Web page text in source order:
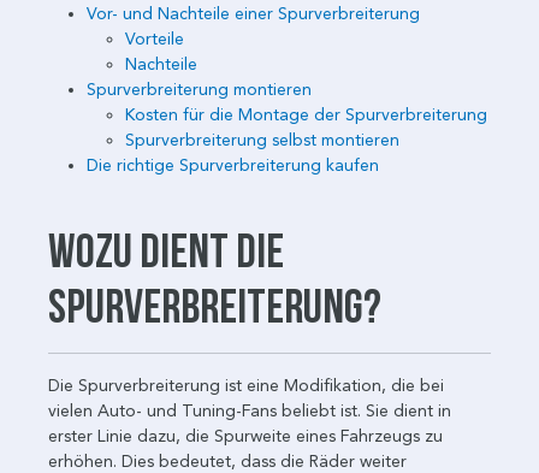
Vor- und Nachteile einer Spurverbreiterung
Vorteile
Nachteile
Spurverbreiterung montieren
Kosten für die Montage der Spurverbreiterung
Spurverbreiterung selbst montieren
Die richtige Spurverbreiterung kaufen
Wozu dient die
Spurverbreiterung?
Die Spurverbreiterung ist eine Modifikation, die bei
vielen Auto- und Tuning-Fans beliebt ist. Sie dient in
erster Linie dazu, die Spurweite eines Fahrzeugs zu
erhöhen. Dies bedeutet, dass die Räder weiter